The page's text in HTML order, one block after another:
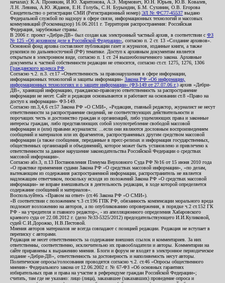
началах): К.А. Пронякин, И.Ю. Харитонова, А.Э. Мирмович, Ю.Н. Юрьев, Ю.В. Ковалев,
Л.Н. Левина, А.Ю. Жданов, Е.Н. Голубь, С.Н. Бурындин, Б.М. Сухинин, О.В. Егорова
Свидетельство о регистрации СМИ (Регистрационный номер) ЭЛ № ФС77-45537 выдано
Федеральной службой по надзору в сфере связи, информационных технологий и массовых
коммуникаций (Роскомнадзор) 16.06.2011 г. Территория распространения: Российская
Федерация, зарубежные страны.
В 2006 г. проект «Дебри-ДВ» был создан как электронный частный архив, в соответствии с ФЗ
№ 125 «Об архивном деле в Российской Федерации» , согласно п. 2 ст. 13 «Создание архивов».
Основной фонд архива составляют публикации газет и журналов, изданные книги, а также
рукописи по дальневосточной (РФ) тематике. Доступ к архивным документам является
открытым в электронном виде, согласно п. 1 ст. 24 вышеобозначенного закона. Архивные
документы к частной собственности редакции не относятся, согласно ст.ст. 1275, 1276, 1306
Гражданского кодекса РФ
Согласно ч.2. п.3. ст.17 «Ответственность за правонарушения в сфере информации,
информационных технологий и защиты информации» Закона РФ «Об информации,
информационных технологиях и о защите информации» (ФЗ-149 от 27.07.06 г.) архив «Дебри-
ДВ», хранящий информацию, гражданско-правовую ответственность за распространение
информации не несет. Сайт и редакция основываются и работают на основании ст.8 «Право на
доступ к информации» ФЗ-149.
Согласно пп.3,4,6 ст.57 Закона РФ «О СМИ», «Редакция, главный редактор, журналист не несут
ответственности за распространение сведений, не соответствующих действительности и
порочащих честь и достоинство граждан и организаций, либо ущемляющих права и законные
интересы граждан, либо представляющих собой злоупотребление свободой массовой
информации и (или) правами журналиста: ...если они являются дословным воспроизведением
сообщений и материалов или их фрагментов, распространенных другим средством массовой
информации (а также сообщения, переданные в пресс-релизах и информация государственных,
общественных организаций и объединений), которое может быть установлено и привлечено к
ответственности за данное нарушение законодательства Российской Федерации о средствах
массовой информации».
Согласно абз.3, п.13 Постановления Пленума Верховного Суда РФ №16 от 15 июня 2010 года
«О практике применения судами Закона РФ «О средствах массовой информации», «по делам,
вытекающим из содержания распространенной информации, распространитель не является
надлежащим ответчиком, поскольку исходя из положений Закона РФ «О средствах массовой
информации» не вправе вмешиваться в деятельность редакции, в ходе которой определяется
содержание сообщений и материалов».
Воспользуйтесь «Правом на ответ» (ст.46 Закона РФ «О СМИ»).
«В соответствии с положением ч.3 ст.196 ГПК РФ, обязанность компенсации морального вреда
подлежит возложению на авторов, а по опубликованию опровержения, в порядке ч.2 ст.152 ГК
РФ - на учредителя и главного редактор», - из апелляционного определения Хабаровского
краевого суда от 22.08.2012 г. (дело №33-5325/2012) председательствующего И.И.Куликовой,
судей С.И.Дорожко, Н.В.Пестовой.
Мнения авторов материалов не всегда совпадают с позицией редакции. Редакция не вступает в
переписку с авторами.
Редакция не несет ответственность за содержание внешних ссылок и комментариев. За них
ответственны, соответственно, исключительно их правообладатели и авторы. Комментарии на
сайте приравнены к выражению мнения. Блоги и форум не входят в электронное периодическое
издание «Дебри-ДВ», ответственность за достоверность и наполняемость несут авторы.
Политические опросы/голосования проводятся согласно ч.2. ст.46 «Опросы общественного
мнения» Федерального закона от 12.06.2002 г. № 67-ФЗ «Об основных гарантиях
избирательных прав и права на участие в референдуме граждан Российской Федерации»;
считать, там где не указано: лицо (лица), заказавшее (заказавших) проведение опроса и